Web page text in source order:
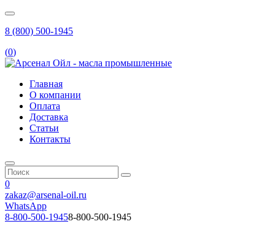
8 (800) 500-1945
(0)
Главная
О компании
Оплата
Доставка
Статьи
Контакты
0
zakaz@arsenal-oil.ru
WhatsApp
8-800-500-19458-800-500-1945